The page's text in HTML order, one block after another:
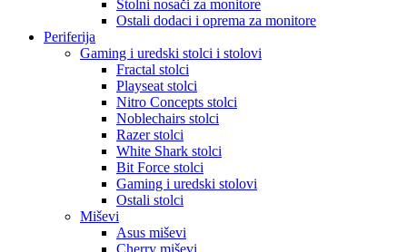
Stolni nosači za monitore
Ostali dodaci i oprema za monitore
Periferija
Gaming i uredski stolci i stolovi
Fractal stolci
Playseat stolci
Nitro Concepts stolci
Noblechairs stolci
Razer stolci
White Shark stolci
Bit Force stolci
Gaming i uredski stolovi
Ostali stolci
Miševi
Asus miševi
Cherry miševi